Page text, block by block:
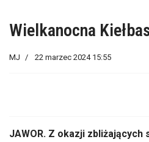
Wielkanocna
MJ 22 marzec 2024 15:55
JAWOR. Z okazji